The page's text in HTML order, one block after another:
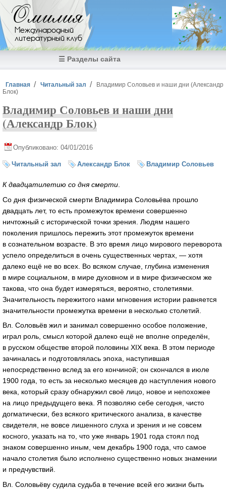
Перейти к основному содержанию
Омилия
Международный
литературный клуб
☰ Разделы сайта
Вы здесь
Главная Читальный зал
Владимир Соловьев и наши дни (Александр
Блок)
Владимир Соловьев и наши дни
(Александр Блок)
Опубликовано: 04/01/2016
Читальный зал Александр Блок Владимир Соловьев
К двадцатилетию со дня смерти
Со дня физической смерти Владимира Соловьёва прошло
двадцать лет, то есть промежуток времени совершенно
ничтожный с исторической точки зрения. Людям нашего
поколения пришлось пережить этот промежуток времени
в сознательном возрасте. В это время лицо мирового переворота
успело определиться в очень существенных чертах, — хотя
далеко ещё не во всех. Во всяком случае, глубина изменения
в мире социальном, в мире духовном и в мире физическом же
такова, что она будет измеряться, вероятно, столетиями.
Значительность пережитого нами мгновения истории равняется
значительности промежутка времени в несколько столетий.
Вл. Соловьёв жил и занимал совершенно особое положение,
играл роль, смысл которой далеко ещё не вполне определён,
в русском обществе второй половины XIX века. В этом периоде
зачиналась и подготовлялась эпоха, наступившая
непосредственно вслед за его кончиной; он скончался в июле
1900 года, то есть за несколько месяцев до наступления нового
века, который сразу обнаружил своё лицо, новое и непохожее
на лицо предыдущего века. Я позволяю себе сегодня, чисто
догматически, без всякого критического анализа, в качестве
свидетеля, не вовсе лишенного слуха и зрения и не совсем
косного, указать на то, что уже январь 1901 года стоял под
знаком совершенно иным, чем декабрь 1900 года, что самое
начало столетия было исполнено существенно новых знамении
и предчувствий.
Вл. Соловьёву судила судьба в течение всей его жизни быть